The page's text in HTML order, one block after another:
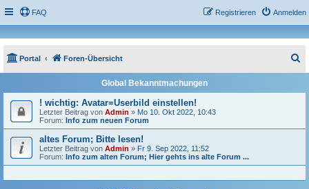
FAQ Anmelden
Registrieren
Portal Foren-Übersicht
u
Global Bekanntmachungen
! wichtig: Avatar=Userbild einstellen!
Letzter Beitrag von Admin » Mo 10. Okt 2022, 10:43
Forum: Info zum neuen Forum
altes Forum; Bitte lesen!
Letzter Beitrag von Admin » Fr 9. Sep 2022, 11:52
Forum: Info zum alten Forum; Hier gehts ins alte Forum ...